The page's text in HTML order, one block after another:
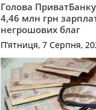
Голова
4,46 млн грн
негрошових благ
П’ятниця, 7 Серпня,